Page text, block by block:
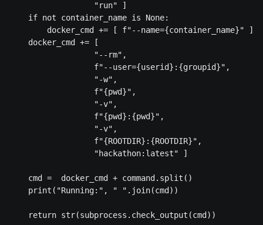
                  "run" ]
    if not container_name is None:
        docker_cmd += [ f"--name={container_name}" ]
    docker_cmd += [
                  "--rm",
                  f"--user={userid}:{groupid}",
                  "-w",
                  f"{pwd}",
                  "-v",
                  f"{pwd}:{pwd}",
                  "-v",
                  f"{ROOTDIR}:{ROOTDIR}",
                  "hackathon:latest" ]
    cmd =  docker_cmd + command.split()
    print("Running:", " ".join(cmd))